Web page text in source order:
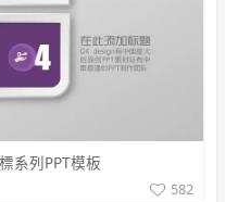
系列PPT模板
582